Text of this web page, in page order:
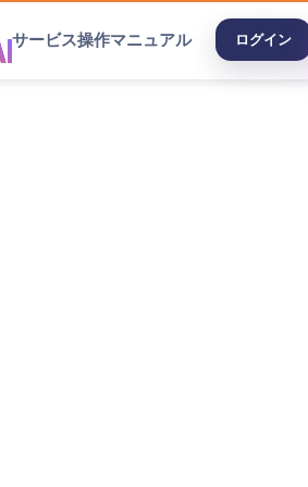
サービス操作マニュアル ログイン